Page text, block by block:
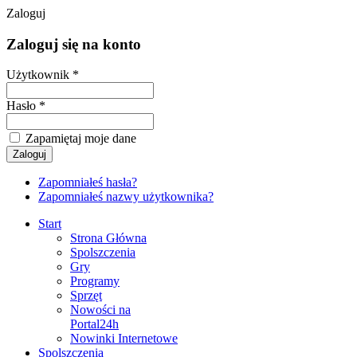
Zaloguj
Zaloguj się na konto
Użytkownik *
Hasło *
Zapamiętaj moje dane
Zapomniałeś hasła?
Zapomniałeś nazwy użytkownika?
Start
Strona Główna
Spolszczenia
Gry
Programy
Sprzęt
Nowości na
Portal24h
Nowinki Internetowe
Spolszczenia